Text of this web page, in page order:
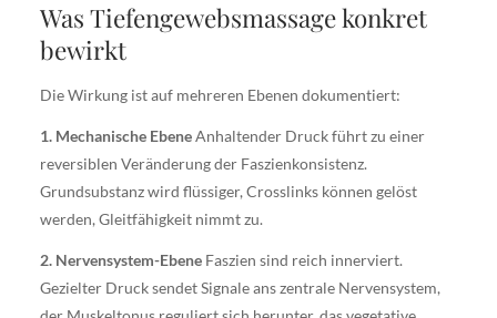
Was Tiefengewebsmassage konkret
bewirkt
Die Wirkung ist auf mehreren Ebenen dokumentiert:
1. Mechanische EbeneAnhaltender Druck führt zu einer
reversiblen Veränderung der Faszienkonsistenz.
Grundsubstanz wird flüssiger, Crosslinks können gelöst
werden, Gleitfähigkeit nimmt zu.
2. Nervensystem-Ebene Faszien sind reich innerviert.
Gezielter Druck sendet Signale ans zentrale Nervensystem,